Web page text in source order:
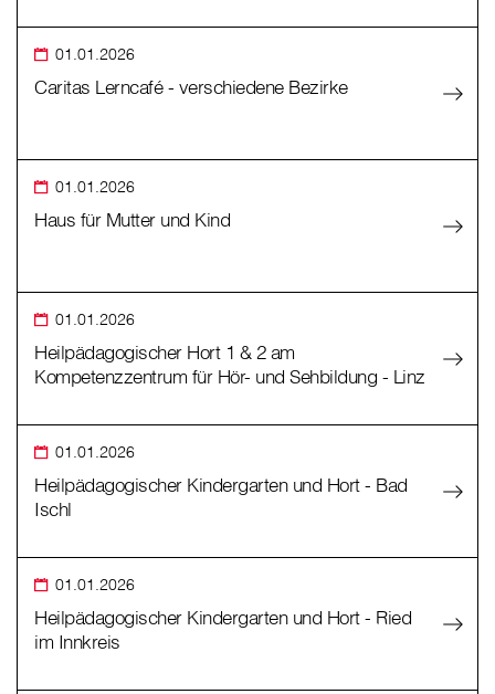
01.01.2026
Caritas Lerncafé - verschiedene Bezirke
01.01.2026
Haus für Mutter und Kind
01.01.2026
Heilpädagogischer Hort 1 & 2 am
Kompetenzzentrum für Hör- und Sehbildung - Linz
01.01.2026
Heilpädagogischer Kindergarten und Hort - Bad
Ischl
01.01.2026
Heilpädagogischer Kindergarten und Hort - Ried
im Innkreis